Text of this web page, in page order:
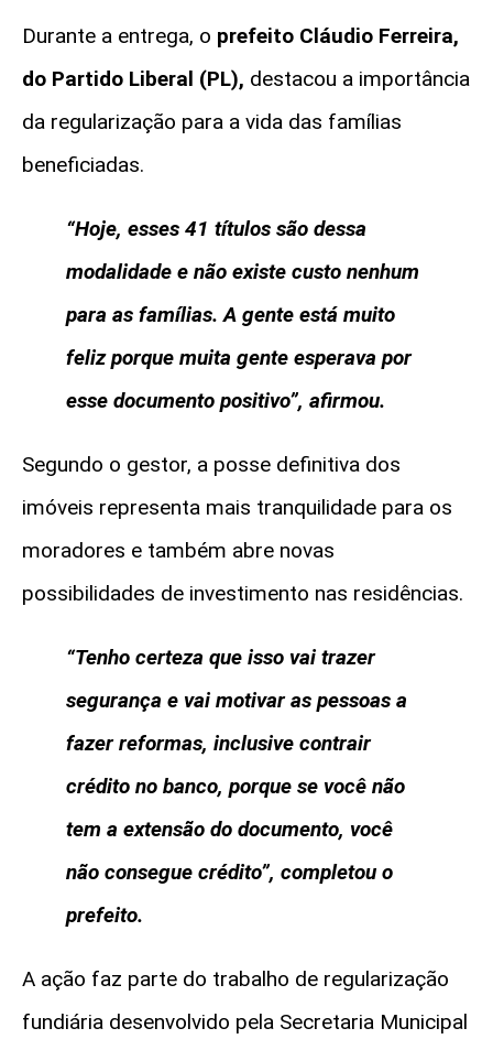
Durante a entrega, o prefeito Cláudio Ferreira,
do Partido Liberal (PL), destacou a importância
da regularização para a vida das famílias
beneficiadas.
“Hoje, esses 41 títulos são dessa
modalidade e não existe custo nenhum
para as famílias. A gente está muito
feliz porque muita gente esperava por
esse documento positivo”, afirmou.
Segundo o gestor, a posse definitiva dos
imóveis representa mais tranquilidade para os
moradores e também abre novas
possibilidades de investimento nas residências.
“Tenho certeza que isso vai trazer
segurança e vai motivar as pessoas a
fazer reformas, inclusive contrair
crédito no banco, porque se você não
tem a extensão do documento, você
não consegue crédito”, completou o
prefeito.
A ação faz parte do trabalho de regularização
fundiária desenvolvido pela Secretaria Municipal